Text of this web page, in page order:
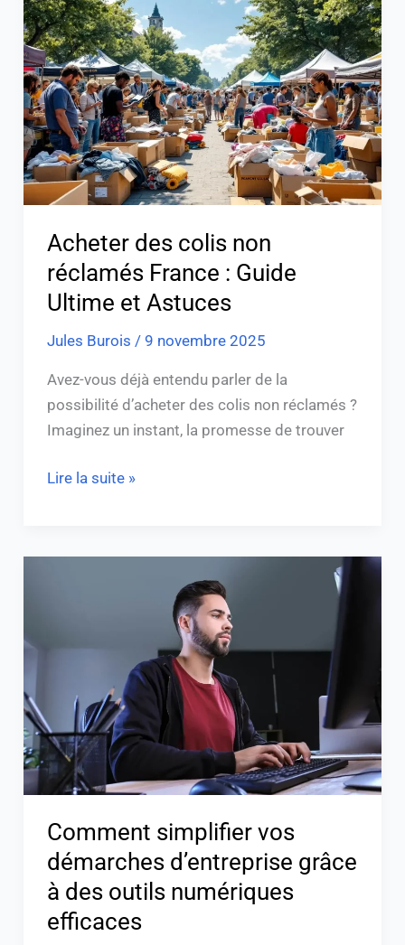
Acheter des colis non
réclamés France : Guide
Ultime et Astuces
Jules Burois / 9 novembre 2025
Avez-vous déjà entendu parler de la
possibilité d’acheter des colis non réclamés ?
Imaginez un instant, la promesse de trouver
colis
non
réclamés
France
:
Guide
Ultime
et
Lire la suite »
Comment simplifier vos
démarches d’entreprise grâce
à des outils numériques
efficaces
grâce
à
des
outils
numériques
efficaces